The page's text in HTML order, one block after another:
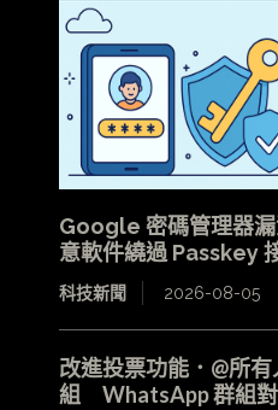
Google 密碼管理器
意軟件繞過 Passkey
科技新聞 2026-08-05
改進投票功能．@所
組 WhatsApp 群組對